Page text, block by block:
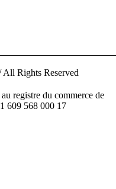
Rights Reserved
registre du commerce de
609 568 000 17